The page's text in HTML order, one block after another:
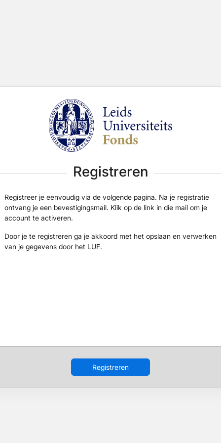
Registreren
Registreer je eenvoudig via de volgende pagina. Na je registratie
ontvang je een bevestigingsmail. Klik op de link in die mail om je
account te activeren.
Door je te registreren ga je akkoord met het opslaan en verwerken
van je gegevens door het LUF.
Registreren